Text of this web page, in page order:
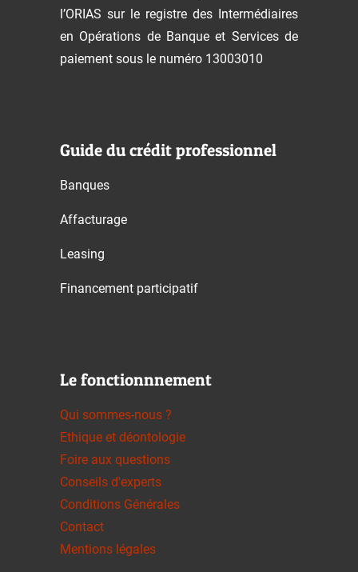
l’ORIAS sur le registre des Intermédiaires
en Opérations de Banque et Services de
paiement sous le numéro 13003010
Guide du crédit professionnel
Banques
Affacturage
Leasing
Financement participatif
Le fonctionnnement
Qui sommes-nous ?
Ethique et déontologie
Foire aux questions
Conseils d'experts
Conditions Générales
Contact
Mentions légales